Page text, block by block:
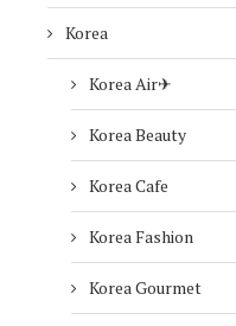
Korea
Korea Air✈︎
Korea Beauty
Korea Cafe
Korea Fashion
Korea Gourmet